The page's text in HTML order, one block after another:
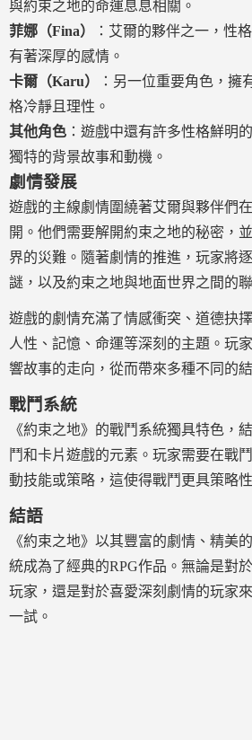
與約束之地的命運息息相關。
菲娜（Fina）
：艾爾的夥伴之一，性
有著深厚的感情。
卡爾（Karu）
：另一位重要角色，擁
格冷靜且理性。
其他角色 ：遊戲中還有許多性格鮮明
獨特的背景故事和動機。
劇情發展
遊戲的主線劇情圍繞著艾爾與夥伴們
開。他們需要解開約束之地的秘密，
界的災難。隨著劇情的推進，玩家將
謎，以及約束之地與地面世界之間的聯
遊戲的劇情充滿了情感衝突、道德抉
人性、記憶、命運等深刻的主題。玩
響故事的走向，從而帶來多種不同的結
戰鬥系統
《約束之地》的戰鬥系統獨具特色，
鬥和卡片遊戲的元素。玩家需要在戰
動技能或策略，這使得戰鬥更具策略
結語
《約束之地》以其豐富的劇情、精美
統成為了經典的RPG作品。無論是對
玩家，還是對於喜愛深刻劇情的玩家
一試。